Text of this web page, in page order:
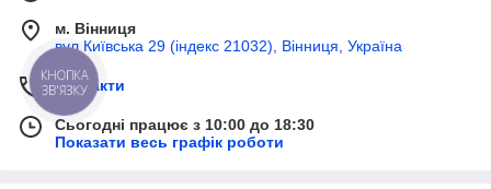
м. Вінниця
вул Київська 29 (індекс 21032), Вінниця, Україна
Контакти
Сьогодні працює з 10:00 до 18:30
Показати весь графік роботи
КНОПКА
ЗВ'ЯЗКУ